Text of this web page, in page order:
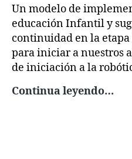
Un modelo de
educación Infantil y
continuidad en la
para iniciar a nuestros
de iniciación a la
Continua leyendo…